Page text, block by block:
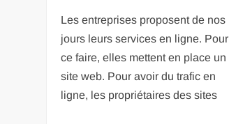
Les entreprises proposent de nos
jours leurs services en ligne. Pour
ce faire, elles mettent en place un
site web. Pour avoir du trafic en
ligne, les propriétaires des sites